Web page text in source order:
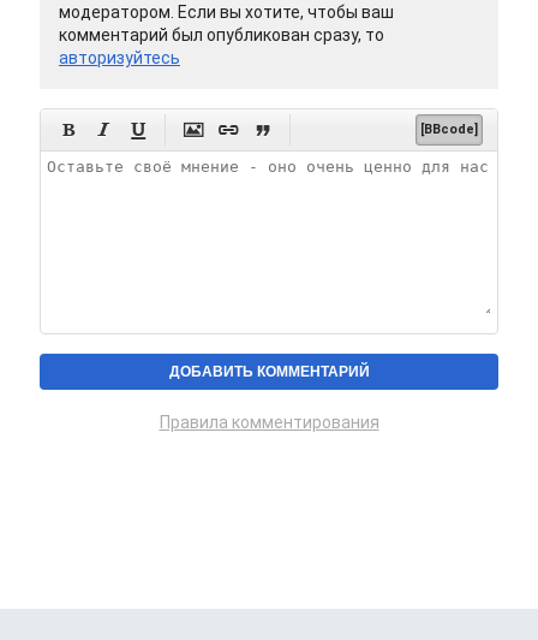
модератором. Если вы хотите, чтобы ваш
комментарий был опубликован сразу, то
авторизуйтесь
      [BBcode]
Правила комментирования